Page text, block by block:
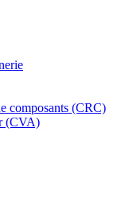
composants (CRC)
(CVA)